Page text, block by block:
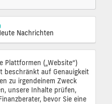
Nachrichten
Plattformen („Website“)
beschränkt auf Genauigkeit
zu irgendeinem Zweck
unsere Inhalte prüfen,
bevor Sie eine